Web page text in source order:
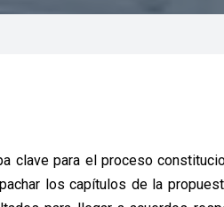
clave para el proceso
los capítulos de la